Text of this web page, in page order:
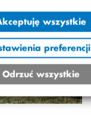
wszystkie
preferencji
Odrzuć wszystkie